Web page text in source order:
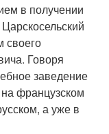
в получении
своего
Говоря
заведение
французском
а уже в